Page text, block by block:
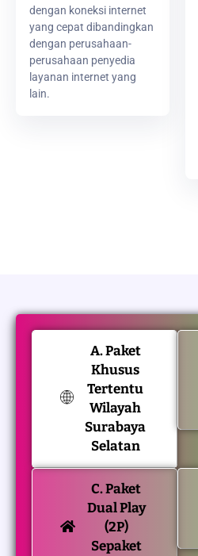
dengan koneksi internet
yang cepat dibandingkan
dengan perusahaan-
perusahaan penyedia
layanan internet yang
lain.
A. Paket
Khusus
Tertentu
Wilayah
Surabaya
Selatan
C. Paket
Dual Play
(2P)
Sepaket